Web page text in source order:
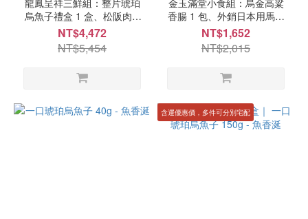
龍鳳呈祥三鮮組：整片琥珀
烏魚子禮盒 1 盒、松阪肉 2
包、航母級根島生態草蝦 1
盒、紐西蘭小羔羊肩排 2 包 -
Nice Green
NT$4,472
NT$5,454
金玉滿堂小食組：烏金高粱
香腸 1 包、外銷日本用馬糞
海膽 1 包、厚玉子燒 1 包、
流沙黃金熔岩蝦球 1 包、台
式即食雞松板雞軟骨 1 包 -
NT$1,652
NT$2,015
含運優惠價，多件可分別宅配